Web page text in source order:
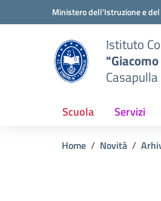
Vai ai contenuti
Vai al menu di navigazione
Ministero dell'Istruzione e
Istituto
Casapulla
Scuola Servizi
Home Novità